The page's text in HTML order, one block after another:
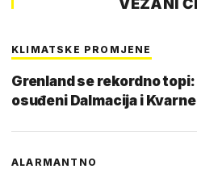
VEZANI
KLIMATSKE PROMJENE
Grenland se rekordno topi:
osuđeni Dalmacija i
ALARMANTNO